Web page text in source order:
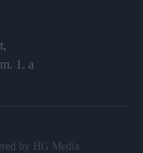
1. a
by HG Media